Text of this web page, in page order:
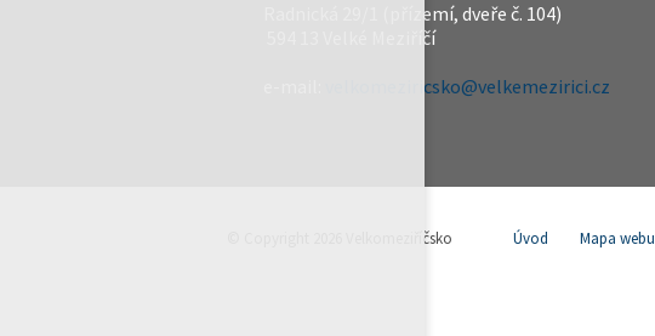
Radnická 29/1 (přízemí, dveře č. 104)
594 13 Velké Meziříčí
velkomeziricsko@velkemezirici.cz
© Copyright 2026 Velkomeziříčsko Úvod Mapa webu